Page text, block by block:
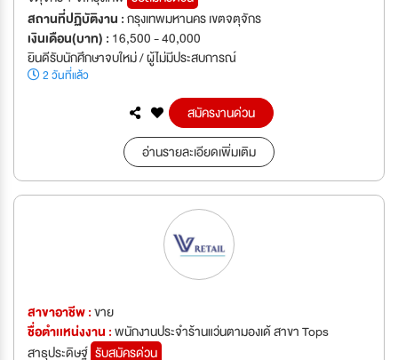
สถานที่ปฏิบัติงาน :กรุงเทพมหานคร เขตจตุจักร
เงินเดือน(บาท) : 16,500 - 40,000
ยินดีรับนักศึกษาจบใหม่ / ผู้ไม่มีประสบการณ์
2 วันที่แล้ว
สมัครงานด่วน
อ่านรายละเอียดเพิ่มเติม
สาขาอาชีพ :ขาย
ชื่อตำเเหน่งงาน :พนักงานประจำร้านแว่นตามองเด้ สาขา Tops
สาธุประดิษฐ์ รับสมัครด่วน